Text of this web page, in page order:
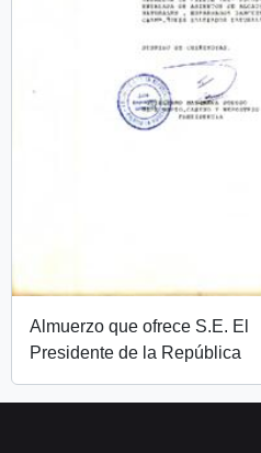
Almuerzo que ofrece S.E. El
Presidente de la República